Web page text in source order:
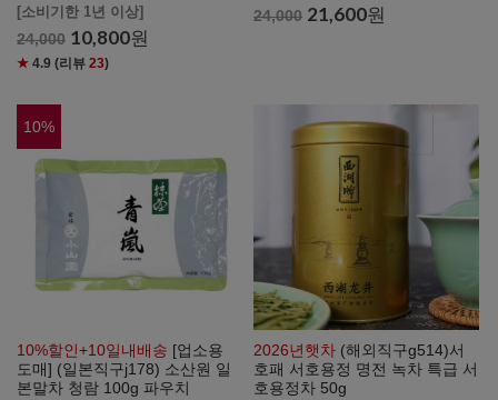
[소비기한 1년 이상]
24,000 10,800원
★ 4.9 (리뷰 23)
24,000 21,600원
10%
10%할인+10일내배송 [업소용
도매] (일본직구j178) 소산원 일
본말차 청람 100g 파우치
2026년햇차 (해외직구g514)서
호패 서호용정 명전 녹차 특급 서
호용정차 50g